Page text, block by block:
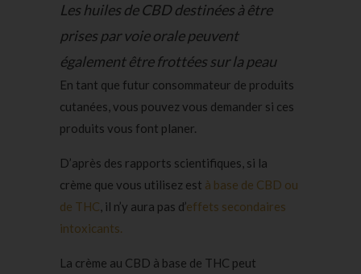
Les huiles de CBD destinées à être
prises par voie orale peuvent
également être frottées sur la peau
En tant que futur consommateur de produits
cutanées, vous pouvez vous demander si ces
produits vous font planer.
D’après des rapports scientifiques, si la
crème que vous utilisez est à base de CBD ou
de THC, il n’y aura pas d’effets secondaires
intoxicants.
La crème au CBD à base de THC peut